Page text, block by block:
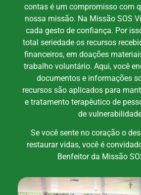
contas é um compromisso com
nossa missão. Na Missão SOS
cada gesto de confiança. Por
total seriedade os recursos
financeiros, em doações
trabalho voluntário. Aqui, você
documentos e informações
recursos são aplicados para
e tratamento terapêutico de
de
Se você sente no coração o
restaurar vidas, você é
Benfeitor da Missão